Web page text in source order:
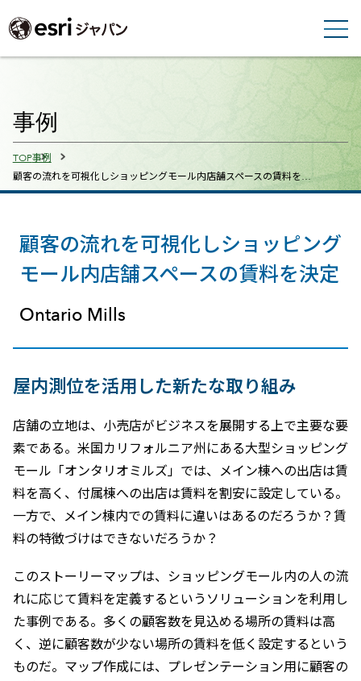
事例
Breadcrumbs
TOP事例
顧客の流れを可視化しショッピングモール内店舗スペースの賃料を…
顧客の流れを可視化しショッピング
モール内店舗スペースの賃料を決定
Ontario Mills
屋内測位を活用した新たな取り組み
店舗の立地は、小売店がビジネスを展開する上で主要な要
素である。米国カリフォルニア州にある大型ショッピング
モール「オンタリオミルズ」では、メイン棟への出店は賃
料を高く、付属棟への出店は賃料を割安に設定している。
一方で、メイン棟内での賃料に違いはあるのだろうか？賃
料の特徴づけはできないだろうか？
このストーリーマップは、ショッピングモール内の人の流
れに応じて賃料を定義するというソリューションを利用し
た事例である。多くの顧客数を見込める場所の賃料は高
く、逆に顧客数が少ない場所の賃料を低く設定するという
ものだ。マップ作成には、プレゼンテーション用に顧客の